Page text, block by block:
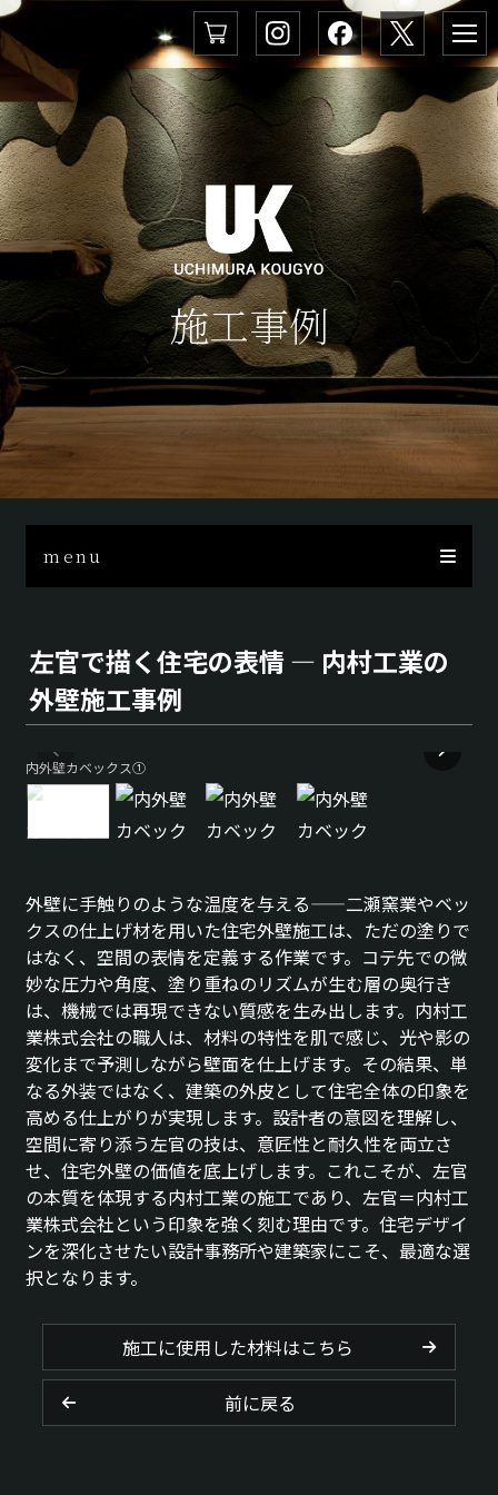
施工事例
menu
左官で描く住宅の表情 — 内村工業の
外壁施工事例
内外壁カベックス①
外壁に手触りのような温度を与える——二瀬窯業やベッ
クスの仕上げ材を用いた住宅外壁施工は、ただの塗りで
はなく、空間の表情を定義する作業です。コテ先での微
妙な圧力や角度、塗り重ねのリズムが生む層の奥行き
は、機械では再現できない質感を生み出します。内村工
業株式会社の職人は、材料の特性を肌で感じ、光や影の
変化まで予測しながら壁面を仕上げます。その結果、単
なる外装ではなく、建築の外皮として住宅全体の印象を
高める仕上がりが実現します。設計者の意図を理解し、
空間に寄り添う左官の技は、意匠性と耐久性を両立さ
せ、住宅外壁の価値を底上げします。これこそが、左官
の本質を体現する内村工業の施工であり、左官＝内村工
業株式会社という印象を強く刻む理由です。住宅デザイ
ンを深化させたい設計事務所や建築家にこそ、最適な選
択となります。
前に戻る
施工に使用した材料はこちら
メ
ニ
ュ
ー